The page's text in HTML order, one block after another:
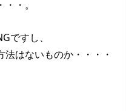
・。
ですし、
はないものか・・・・